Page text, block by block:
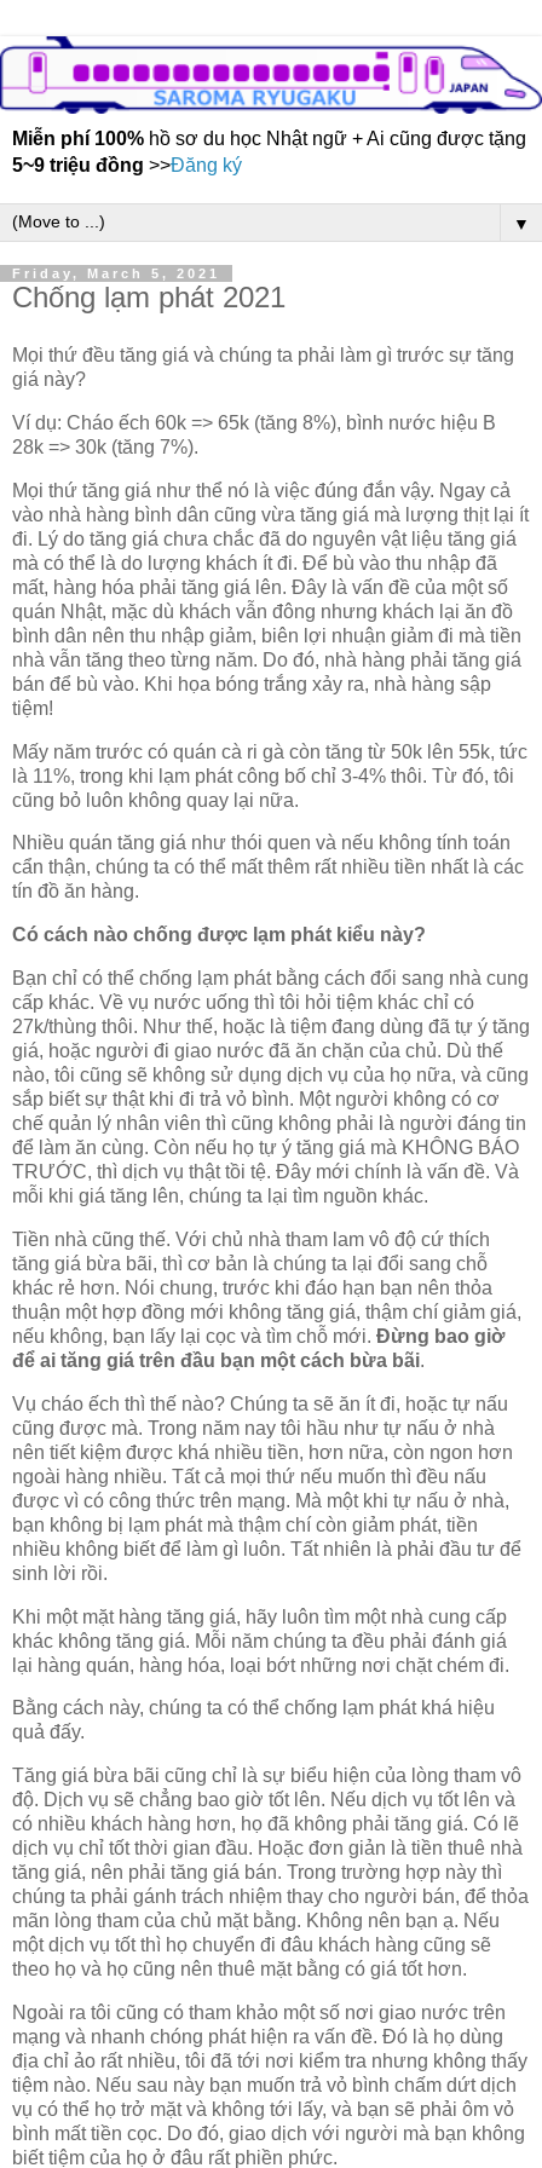
Miễn phí 100% hồ sơ du học Nhật ngữ + Ai cũng được tặng
5~9 triệu đồng >>Đăng ký
▼
Friday, March 5, 2021
Chống lạm phát 2021
Mọi thứ đều tăng giá và chúng ta phải làm gì trước sự tăng
giá này?
Ví dụ: Cháo ếch 60k => 65k (tăng 8%), bình nước hiệu B
28k => 30k (tăng 7%).
Mọi thứ tăng giá như thể nó là việc đúng đắn vậy. Ngay cả
vào nhà hàng bình dân cũng vừa tăng giá mà lượng thịt lại ít
đi. Lý do tăng giá chưa chắc đã do nguyên vật liệu tăng giá
mà có thể là do lượng khách ít đi. Để bù vào thu nhập đã
mất, hàng hóa phải tăng giá lên. Đây là vấn đề của một số
quán Nhật, mặc dù khách vẫn đông nhưng khách lại ăn đồ
bình dân nên thu nhập giảm, biên lợi nhuận giảm đi mà tiền
nhà vẫn tăng theo từng năm. Do đó, nhà hàng phải tăng giá
bán để bù vào. Khi họa bóng trắng xảy ra, nhà hàng sập
tiệm!
Mấy năm trước có quán cà ri gà còn tăng từ 50k lên 55k, tức
là 11%, trong khi lạm phát công bố chỉ 3-4% thôi. Từ đó, tôi
cũng bỏ luôn không quay lại nữa.
Nhiều quán tăng giá như thói quen và nếu không tính toán
cẩn thận, chúng ta có thể mất thêm rất nhiều tiền nhất là các
tín đồ ăn hàng.
Có cách nào chống được lạm phát kiểu này?
Bạn chỉ có thể chống lạm phát bằng cách đổi sang nhà cung
cấp khác. Về vụ nước uống thì tôi hỏi tiệm khác chỉ có
27k/thùng thôi. Như thế, hoặc là tiệm đang dùng đã tự ý tăng
giá, hoặc người đi giao nước đã ăn chặn của chủ. Dù thế
nào, tôi cũng sẽ không sử dụng dịch vụ của họ nữa, và cũng
sắp biết sự thật khi đi trả vỏ bình. Một người không có cơ
chế quản lý nhân viên thì cũng không phải là người đáng tin
để làm ăn cùng. Còn nếu họ tự ý tăng giá mà KHÔNG BÁO
TRƯỚC, thì dịch vụ thật tồi tệ. Đây mới chính là vấn đề. Và
mỗi khi giá tăng lên, chúng ta lại tìm nguồn khác.
Tiền nhà cũng thế. Với chủ nhà tham lam vô độ cứ thích
tăng giá bừa bãi, thì cơ bản là chúng ta lại đổi sang chỗ
khác rẻ hơn. Nói chung, trước khi đáo hạn bạn nên thỏa
thuận một hợp đồng mới không tăng giá, thậm chí giảm giá,
nếu không, bạn lấy lại cọc và tìm chỗ mới. Đừng bao giờ
để ai tăng giá trên đầu bạn một cách bừa bãi.
Vụ cháo ếch thì thế nào? Chúng ta sẽ ăn ít đi, hoặc tự nấu
cũng được mà. Trong năm nay tôi hầu như tự nấu ở nhà
nên tiết kiệm được khá nhiều tiền, hơn nữa, còn ngon hơn
ngoài hàng nhiều. Tất cả mọi thứ nếu muốn thì đều nấu
được vì có công thức trên mạng. Mà một khi tự nấu ở nhà,
bạn không bị lạm phát mà thậm chí còn giảm phát, tiền
nhiều không biết để làm gì luôn. Tất nhiên là phải đầu tư để
sinh lời rồi.
Khi một mặt hàng tăng giá, hãy luôn tìm một nhà cung cấp
khác không tăng giá. Mỗi năm chúng ta đều phải đánh giá
lại hàng quán, hàng hóa, loại bớt những nơi chặt chém đi.
Bằng cách này, chúng ta có thể chống lạm phát khá hiệu
quả đấy.
Tăng giá bừa bãi cũng chỉ là sự biểu hiện của lòng tham vô
độ. Dịch vụ sẽ chẳng bao giờ tốt lên. Nếu dịch vụ tốt lên và
có nhiều khách hàng hơn, họ đã không phải tăng giá. Có lẽ
dịch vụ chỉ tốt thời gian đầu. Hoặc đơn giản là tiền thuê nhà
tăng giá, nên phải tăng giá bán. Trong trường hợp này thì
chúng ta phải gánh trách nhiệm thay cho người bán, để thỏa
mãn lòng tham của chủ mặt bằng. Không nên bạn ạ. Nếu
một dịch vụ tốt thì họ chuyển đi đâu khách hàng cũng sẽ
theo họ và họ cũng nên thuê mặt bằng có giá tốt hơn.
Ngoài ra tôi cũng có tham khảo một số nơi giao nước trên
mạng và nhanh chóng phát hiện ra vấn đề. Đó là họ dùng
địa chỉ ảo rất nhiều, tôi đã tới nơi kiểm tra nhưng không thấy
tiệm nào. Nếu sau này bạn muốn trả vỏ bình chấm dứt dịch
vụ có thể họ trở mặt và không tới lấy, và bạn sẽ phải ôm vỏ
bình mất tiền cọc. Do đó, giao dịch với người mà bạn không
biết tiệm của họ ở đâu rất phiền phức.